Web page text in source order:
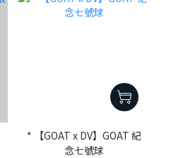
* 【GOAT x DV】GOAT 紀
念七號球